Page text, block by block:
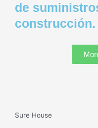
k
a
m
p
de
construcción.
Sure House